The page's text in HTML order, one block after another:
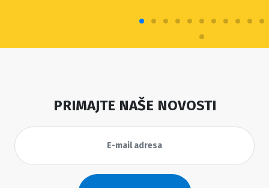
PRIMAJTE NAŠE NOVOSTI